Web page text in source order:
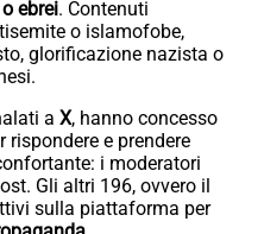
ebrei. Contenuti
o islamofobe,
glorificazione nazista o
a X, hanno concesso
e prendere
i moderatori
Gli altri 196, ovvero il
sulla piattaforma per